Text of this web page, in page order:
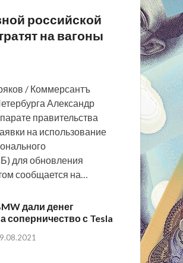
российской
на вагоны
/ Коммерсантъ
Александр
правительства
на использование
для обновления
сообщается на…
дали денег
соперничество с Tesla